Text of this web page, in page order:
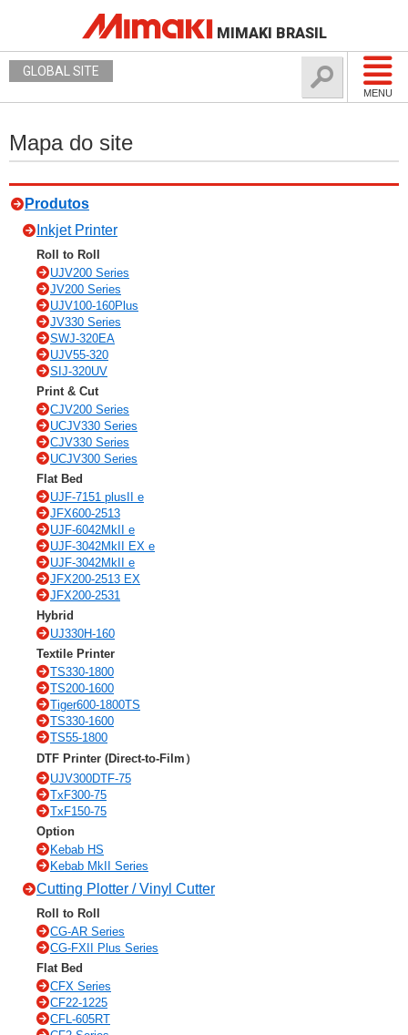
MIMAKI BRASIL
MENU
GLOBAL SITE
Mapa do site
Produtos
Inkjet Printer
Roll to Roll
UJV200 Series
JV200 Series
UJV100-160Plus
JV330 Series
SWJ-320EA
UJV55-320
SIJ-320UV
Print & Cut
CJV200 Series
UCJV330 Series
CJV330 Series
UCJV300 Series
Flat Bed
UJF-7151 plusII e
JFX600-2513
UJF-6042MkII e
UJF-3042MkII EX e
UJF-3042MkII e
JFX200-2513 EX
JFX200-2531
Hybrid
UJ330H-160
Textile Printer
TS330-1800
TS200-1600
Tiger600-1800TS
TS330-1600
TS55-1800
DTF Printer (Direct-to-Film）
UJV300DTF-75
TxF300-75
TxF150-75
Option
Kebab HS
Kebab MkII Series
Cutting Plotter / Vinyl Cutter
Roll to Roll
CG-AR Series
CG-FXII Plus Series
Flat Bed
CFX Series
CF22-1225
CFL-605RT